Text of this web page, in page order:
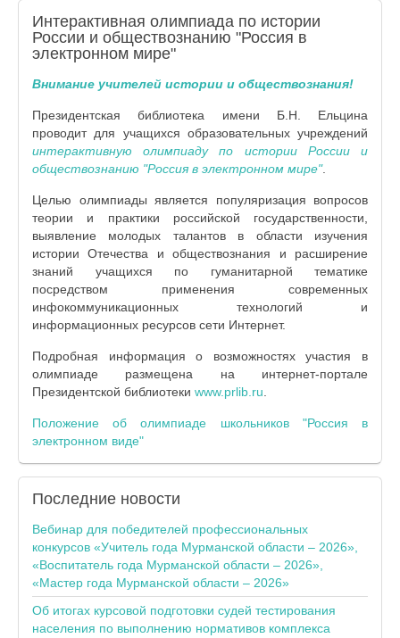
Интерактивная олимпиада по истории
России и обществознанию "Россия в
электронном мире"
Внимание учителей истории и обществознания!
Президентская библиотека имени Б.Н. Ельцина
проводит для учащихся образовательных учреждений
интерактивную олимпиаду по истории России и
обществознанию "Россия в электронном мире".
Целью олимпиады является популяризация вопросов
теории и практики российской государственности,
выявление молодых талантов в области изучения
истории Отечества и обществознания и расширение
знаний учащихся по гуманитарной тематике
посредством применения современных
инфокоммуникационных технологий и
информационных ресурсов сети Интернет.
Подробная информация о возможностях участия в
олимпиаде размещена на интернет-портале
Президентской библиотеки www.prlib.ru
Положение об олимпиаде школьников "Россия в
электронном виде"
Последние новости
Вебинар для победителей профессиональных
конкурсов «Учитель года Мурманской области – 2026»,
«Воспитатель года Мурманской области – 2026»,
«Мастер года Мурманской области – 2026»
Об итогах курсовой подготовки судей тестирования
населения по выполнению нормативов комплекса